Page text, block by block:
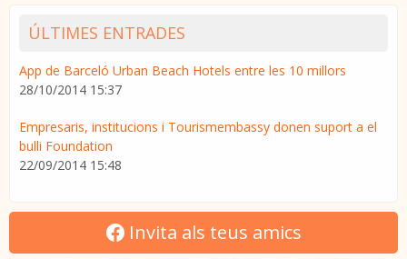
ÚLTIMES ENTRADES
App de Barceló Urban Beach Hotels entre les 10 millors
28/10/2014 15:37
Empresaris, institucions i Tourismembassy donen suport a el
bulli Foundation
22/09/2014 15:48
Invita als teus amics